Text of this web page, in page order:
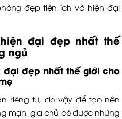
đẹp tiện ích và hiện đại
đại đẹp nhất thế
ngủ
đại đẹp nhất thế giới cho
riêng tư, do vậy để tạo nên
mạn, gia chủ có được những